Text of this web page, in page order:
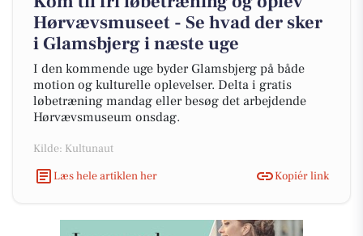
Hørvævsmuseet - Se hvad der sker
i Glamsbjerg i næste uge
I den kommende uge byder Glamsbjerg på både
motion og kulturelle oplevelser. Delta i gratis
løbetræning mandag eller besøg det arbejdende
Hørvævsmuseum onsdag.
Kilde: Kultunaut
Læs hele artiklen her
Kopiér link